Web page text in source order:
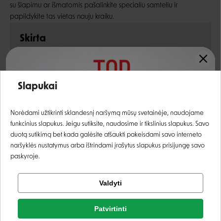
Rašyti atsiliepimą
su šlapimu ar išmatomis pašalinkite specialiu samteliu ir
papildykite tas vietas nauju kraiku.
Skirta
SUŠOKANTIS /
KLIENTAI, KURIE PIRKO ŠIĄ PREKĘ TAIP PAT
PIRKO:
Registruotis
Facebook
Slapukai
Norėdami užtikrinti sklandesnį naršymą mūsų svetainėje, naudojame
funkcinius slapukus. Jeigu sutiksite, naudosime ir tikslinius slapukus. Savo
duotą sutikimą bet kada galėsite atšaukti pakeisdami savo interneto
naršyklės nustatymus arba ištrindami įrašytus slapukus prisijungę savo
paskyroje.
Valdyti
Patvirtinti